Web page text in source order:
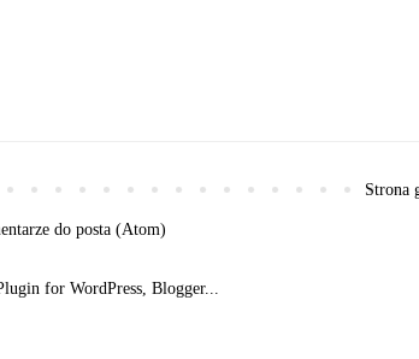
Strona
do posta (Atom)